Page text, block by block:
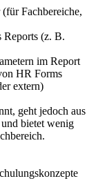
Fachbereiche,
Reports (z. B.
im Report
HR Forms
extern)
geht jedoch aus
bietet wenig